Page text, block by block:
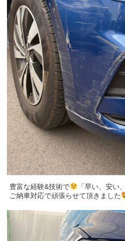
豊富な経験&技術で
「早い、安い
ご納車対応で頑張らせて頂きました